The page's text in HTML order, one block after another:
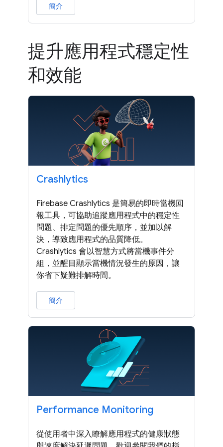
簡介
提升應用程式穩定性
和效能
Crashlytics
Firebase Crashlytics 是簡易的即時當機回
報工具，可協助追蹤應用程式中的穩定性
問題、排定問題的優先順序，並加以解
決，導致應用程式的品質降低。
Crashlytics 會以智慧方式將當機事件分
組，並醒目顯示當機情況發生的原因，讓
你省下疑難排解時間。
簡介
Performance Monitoring
從使用者中深入瞭解應用程式的健康狀態